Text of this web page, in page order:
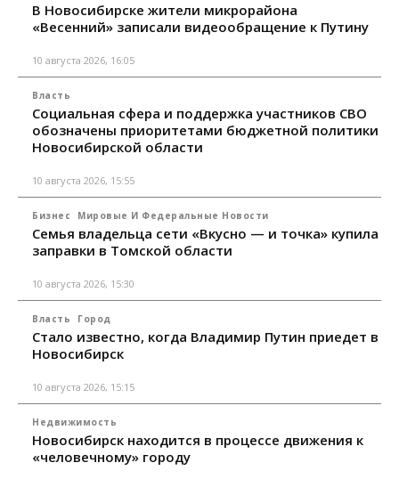
В Новосибирске жители микрорайона
«Весенний» записали видеообращение к Путину
10 августа 2026, 16:05
Власть
Социальная сфера и поддержка участников СВО
обозначены приоритетами бюджетной политики
Новосибирской области
10 августа 2026, 15:55
Бизнес Мировые И Федеральные Новости
Семья владельца сети «Вкусно — и точка» купила
заправки в Томской области
10 августа 2026, 15:30
Власть Город
Стало известно, когда Владимир Путин приедет в
Новосибирск
10 августа 2026, 15:15
Недвижимость
Новосибирск находится в процессе движения к
«человечному» городу